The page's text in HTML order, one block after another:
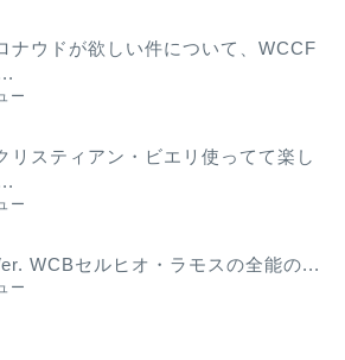
ナウドが欲しい件について、WCCF
ー
リスティアン・ビエリ使ってて楽し
ー
WCBセルヒオ・ラモスの全能の...
ー